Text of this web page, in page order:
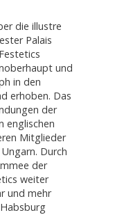
die illustre
Palais
und
in den
erhoben. Das
der
englischen
Mitglieder
Durch
der
weiter
und mehr